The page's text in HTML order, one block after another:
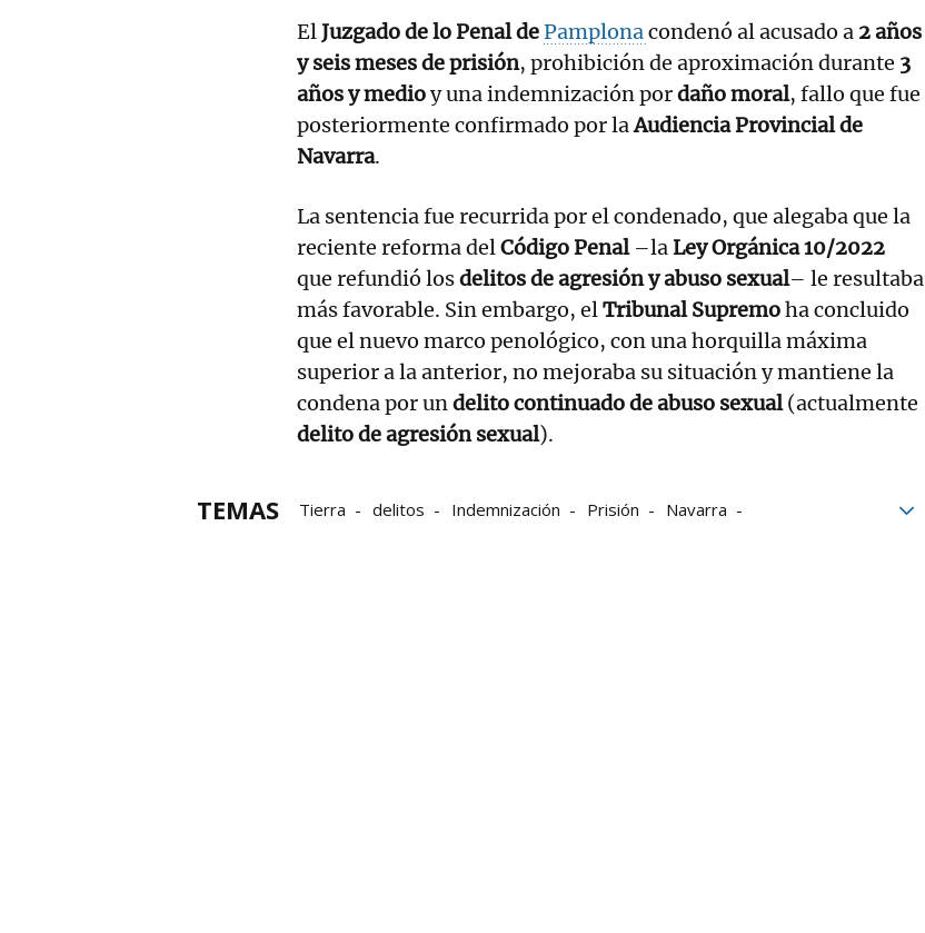
ElJuzgado de lo Penal dePamplonacondenó al acusado a 2 años
y seis meses de prisión, prohibición de aproximación durante 3
años y medioy una indemnización pordaño moral, fallo que fue
posteriormente confirmado por laAudiencia Provincial de
Navarra.
La sentencia fue recurrida por el condenado, que alegaba que la
reciente reforma delCódigo Penal–laLey Orgánica 10/2022
que refundió losdelitos de agresión y abuso sexual– le resultaba
más favorable. Sin embargo, elTribunal Supremoha concluido
que el nuevo marco penológico, con una horquilla máxima
superior a la anterior, no mejoraba su situación y mantiene la
condena por undelito continuado de abuso sexual(actualmente
delito de agresión sexual).
TEMAS Tierra delitos Indemnización Prisión
Navarra